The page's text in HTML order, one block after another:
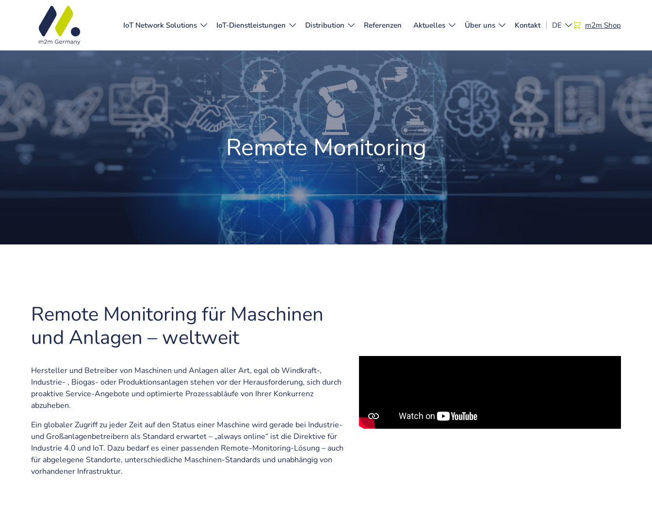
IoT Network Solutions IoT-Dienstleistungen Distribution Referenzen Aktuelles Über uns Kontakt DE m2m Shop
Remote Monitoring
Remote Monitoring für Maschinen
und Anlagen – weltweit
Hersteller und Betreiber von Maschinen und Anlagen aller Art, egal ob Windkraft-,
Industrie- , Biogas- oder Produktionsanlagen stehen vor der Herausforderung, sich durch
proaktive Service-Angebote und optimierte Prozessabläufe von Ihrer Konkurrenz
abzuheben.
Ein globaler Zugriff zu jeder Zeit auf den Status einer Maschine wird gerade bei Industrie-
und Großanlagenbetreibern als Standard erwartet – „always online“ ist die Direktive für
Industrie 4.0 und IoT. Dazu bedarf es einer passenden Remote-Monitoring-Lösung – auch
für abgelegene Standorte, unterschiedliche Maschinen-Standards und unabhängig von
vorhandener Infrastruktur.